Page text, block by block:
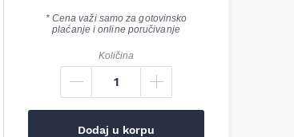
* Cena važi samo za gotovinsko
plaćanje i online poručivanje
Količina
Dodaj u korpu